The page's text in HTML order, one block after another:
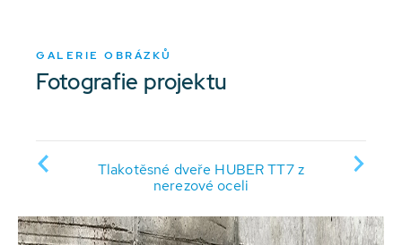
GALERIE OBRÁZKŮ
Fotografie projektu
–
Tlakotěsné dveře HUBER TT7 z
nerezové oceli
LED